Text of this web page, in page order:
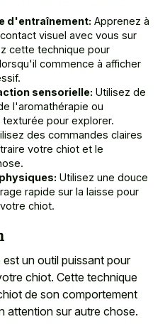
d'entraînement: Apprenez à
visuel avec vous sur
cette technique pour
commence à afficher
sensorielle: Utilisez de
l'aromathérapie ou
pour explorer.
des commandes claires
votre chiot et le
Utilisez une douce
rapide sur la laisse pour
chiot.
un outil puissant pour
chiot. Cette technique
de son comportement
attention sur autre chose.